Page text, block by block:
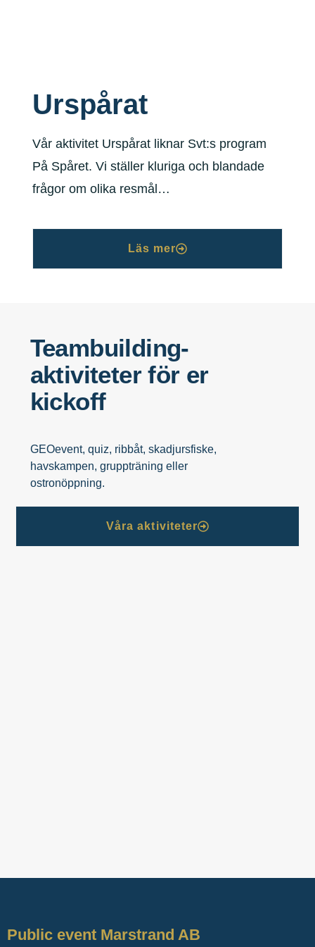
Urspårat
Vår aktivitet Urspårat liknar Svt:s program
På Spåret. Vi ställer kluriga och blandade
frågor om olika resmål…
Läs mer
Teambuilding-
aktiviteter för er
kickoff
GEOevent, quiz, ribbåt, skadjursfiske,
havskampen, gruppträning eller
ostronöppning.
Våra aktiviteter
Public event Marstrand AB